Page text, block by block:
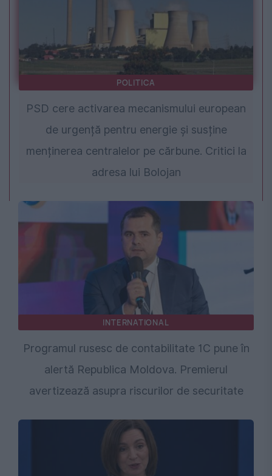
POLITICA
PSD cere activarea mecanismului european
de urgență pentru energie și susține
menținerea centralelor pe cărbune. Critici la
adresa lui Bolojan
INTERNATIONAL
Programul rusesc de contabilitate 1C pune în
alertă Republica Moldova. Premierul
avertizează asupra riscurilor de securitate